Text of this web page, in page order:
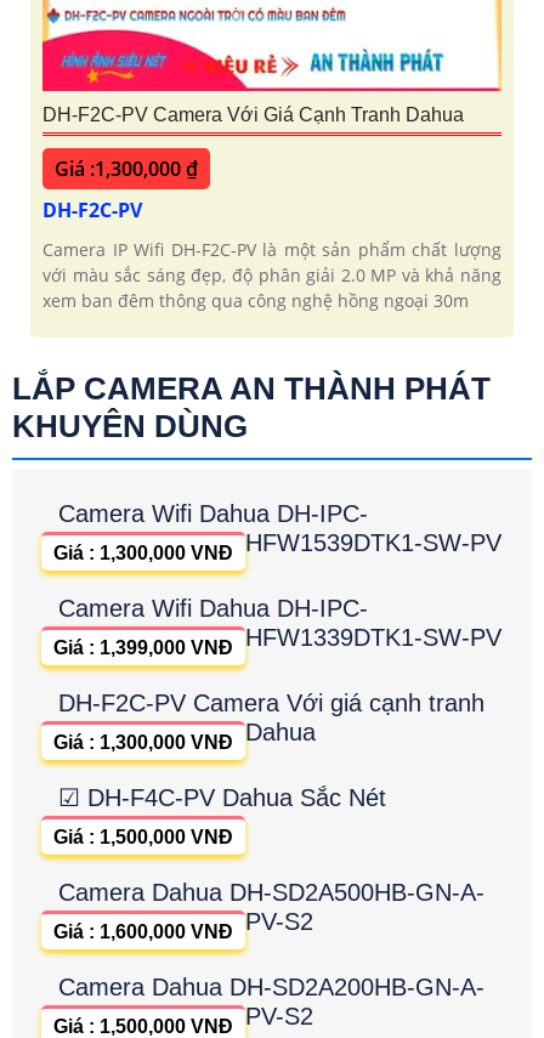
DH-F2C-PV Camera Với Giá Cạnh Tranh Dahua
Giá :1,300,000 ₫
DH-F2C-PV
Camera IP Wifi DH-F2C-PV là một sản phẩm chất lượng
với màu sắc sáng đẹp, độ phân giải 2.0 MP và khả năng
xem ban đêm thông qua công nghệ hồng ngoại 30m
LẮP CAMERA AN THÀNH PHÁT
KHUYÊN DÙNG
Camera Wifi Dahua DH-IPC-
HFW1539DTK1-SW-PV
Giá : 1,300,000 VNĐ
Camera Wifi Dahua DH-IPC-
HFW1339DTK1-SW-PV
Giá : 1,399,000 VNĐ
DH-F2C-PV Camera Với giá cạnh tranh
Dahua
Giá : 1,300,000 VNĐ
☑ DH-F4C-PV Dahua Sắc Nét
Giá : 1,500,000 VNĐ
Camera Dahua DH-SD2A500HB-GN-A-
PV-S2
Giá : 1,600,000 VNĐ
Camera Dahua DH-SD2A200HB-GN-A-
PV-S2
Giá : 1,500,000 VNĐ